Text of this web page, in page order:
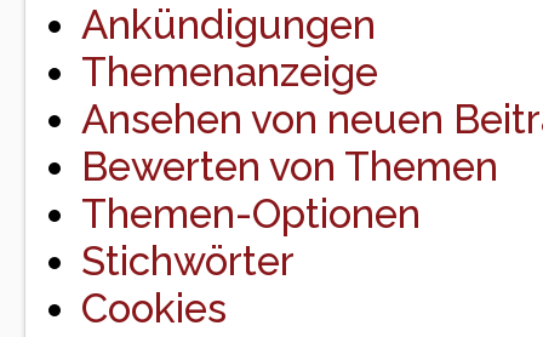
Ankündigungen
Themenanzeige
Ansehen von neuen
Bewerten von Themen
Themen-Optionen
Stichwörter
Cookies